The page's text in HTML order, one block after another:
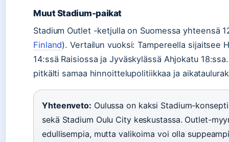
Muut Stadium-paikat
Stadium Outlet -ketjulla on Suomessa yhteensä
Finland). Vertailun vuoksi: Tampereella sijaitsee
14:ssä Raisiossa ja Jyväskylässä Ahjokatu
pitkälti samaa hinnoittelupolitiikkaa ja
Yhteenveto: Oulussa on kaksi Stadium-
sekä Stadium Oulu City keskustassa. Outlet-
edullisempia, mutta valikoima voi olla